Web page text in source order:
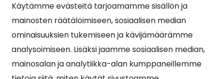
Käytämme evästeitä tarjoamamme sisällön ja
mainosten räätälöimiseen, sosiaalisen median
ominaisuuksien tukemiseen ja kävijämäärämme
analysoimiseen. Lisäksi jaamme sosiaalisen median,
mainosalan ja analytiikka-alan kumppaneillemme
Suosituimmat sivut
Esityslistat, pöytäkirjat, viranhaltijapäätökset ja
kuulutukset
Tietoa ja ohjeistusta koronavirukseen liittyen